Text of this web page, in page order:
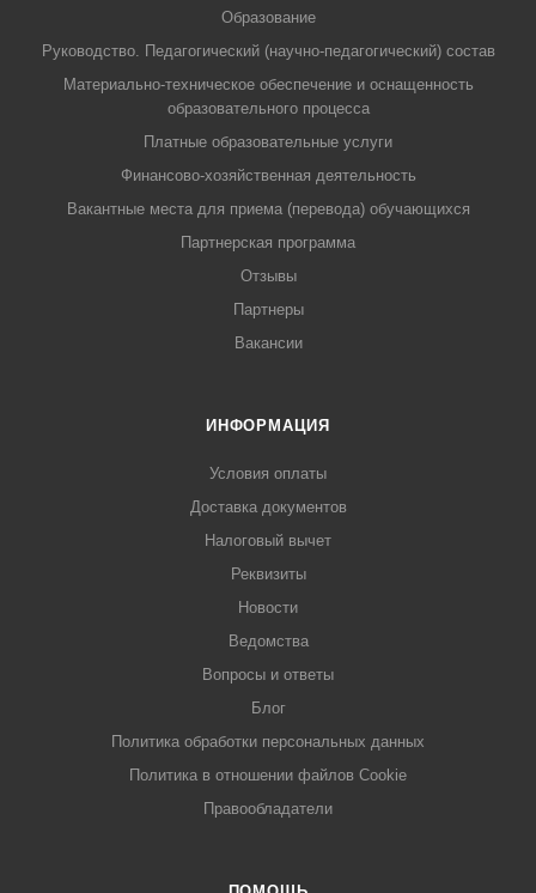
Образование
Руководство. Педагогический (научно-педагогический) состав
Материально-техническое обеспечение и оснащенность
образовательного процесса
Платные образовательные услуги
Финансово-хозяйственная деятельность
Вакантные места для приема (перевода) обучающихся
Партнерская программа
Отзывы
Партнеры
Вакансии
ИНФОРМАЦИЯ
Условия оплаты
Доставка документов
Налоговый вычет
Реквизиты
Новости
Ведомства
Вопросы и ответы
Блог
Политика обработки персональных данных
Политика в отношении файлов Cookie
Правообладатели